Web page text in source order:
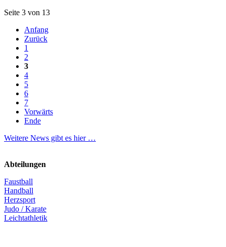
Seite 3 von 13
Anfang
Zurück
1
2
3
4
5
6
7
Vorwärts
Ende
Weitere News gibt es hier …
Abteilungen
Faustball
Handball
Herzsport
Judo / Karate
Leichtathletik